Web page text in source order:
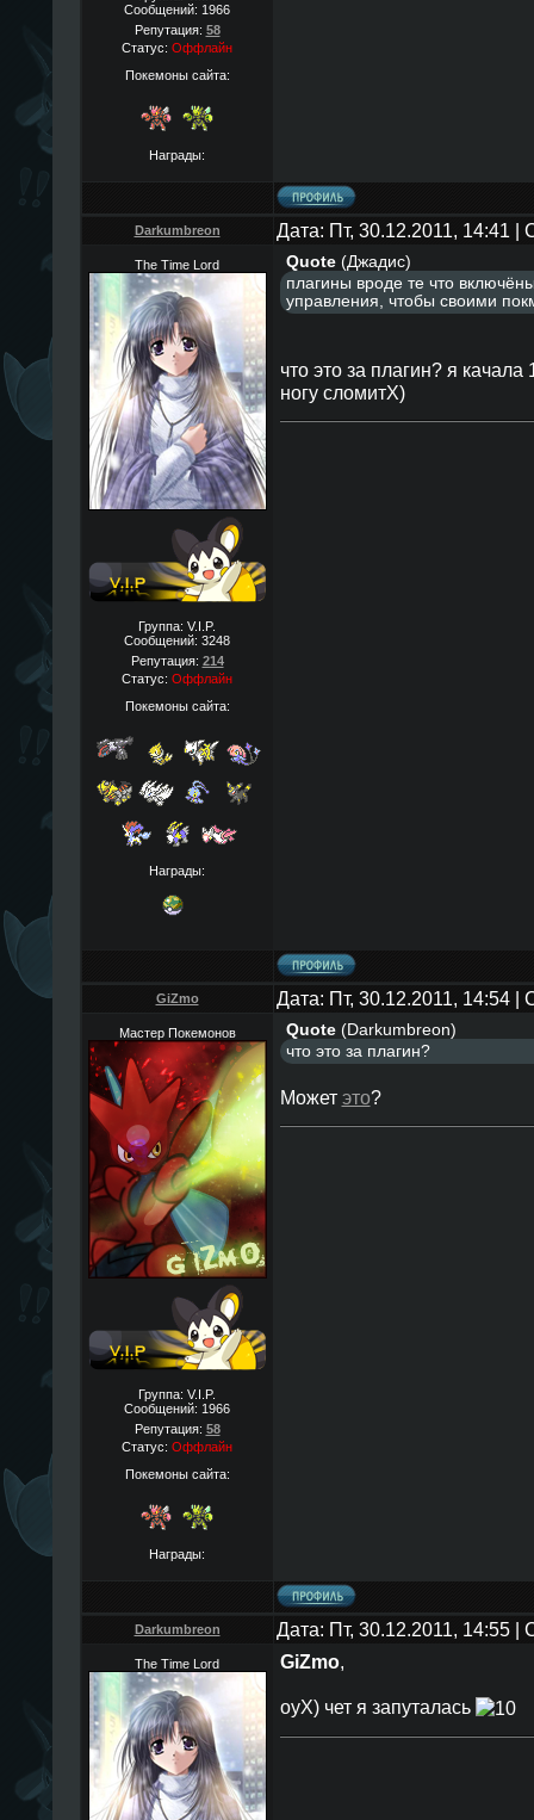
Сообщений: 1966
Репутация: 58
Статус: Оффлайн
Покемоны сайта:
Награды:
Darkumbreon Дата: Пт, 30.12.2011, 14:41
The Time Lord
Группа: V.I.P.
Сообщений: 3248
Репутация: 214
Статус: Оффлайн
Покемоны сайта:
Награды:
Quote(Джадис)
плагины вроде те что
управления, чтобы cвоими
что это за плагин? я
ногу сломитX)
GiZmo Дата: Пт, 30.12.2011, 14:54
Мастер Покемонов
Группа: V.I.P.
Сообщений: 1966
Репутация: 58
Статус: Оффлайн
Покемоны сайта:
Награды:
Quote(Darkumbreon)
что это за плагин?
Может это?
Darkumbreon Дата: Пт, 30.12.2011, 14:55
The Time Lord GiZmo,
оуX) чет я запуталась